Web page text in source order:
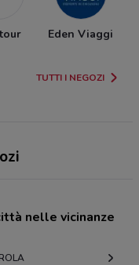
Eden Viaggi
TUTTI I NEGOZI
nelle vicinanze